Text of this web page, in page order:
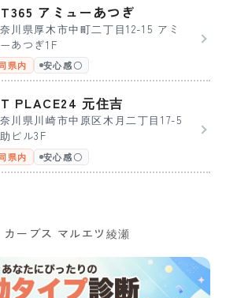
アミューあつぎ
川県厚木市中町二丁目12-15 アミ
あつぎ1F
県内 安心感〇
PLACE24 元住吉
川県川崎市中原区木月二丁目17-5
ビル3F
県内 安心感〇
カーブス マルエツ綾瀬